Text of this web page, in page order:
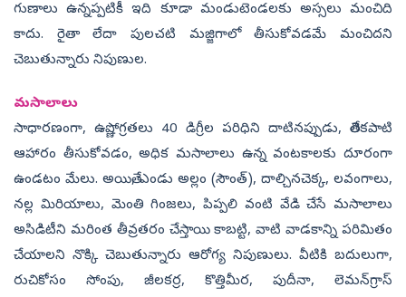
గుణాలు ఉన్నప్పటికీ ఇది కూడా మండుటెండలకు అస్సలు మంచిది
కాదు. రైతా లేదా పులచటి మజ్జిగాలో తీసుకోవడమే మంచిదని
చెబుతున్నారు నిపుణుల.
మసాలాలు
సాధారణంగా, ఉష్ణోగ్రతలు 40 డిగ్రీల పరిధిని దాటినప్పుడు, తేలికపాటి
ఆహారం తీసుకోవడం, అధిక మసాలాలు ఉన్న వంటకాలకు దూరంగా
ఉండటం మేలు. అయితే, ఎండు అల్లం (సౌంత్), దాల్చినచెక్క, లవంగాలు,
నల్ల మిరియాలు, మెంతి గింజలు, పిప్పలి వంటి వేడి చేసే మసాలాలు
అసిడిటీని మరింత తీవ్రతరం చేస్తాయి కాబట్టి, వాటి వాడకాన్ని పరిమితం
చేయాలని నొక్కి చెబుతున్నారు ఆరోగ్య నిపుణులు. వీటికి బదులుగా,
రుచికోసం సోంపు, జీలకర్ర, కొత్తిమీర, పుదీనా, లెమన్‌గ్రాస్